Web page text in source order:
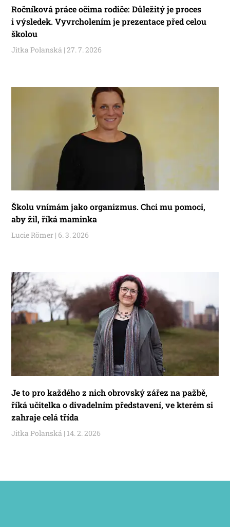
Ročníková práce očima rodiče: Důležitý je proces
i výsledek. Vyvrcholením je prezentace před celou
školou
Jitka Polanská 27. 7. 2026
Školu vnímám jako organizmus. Chci mu pomoci,
aby žil, říká maminka
Lucie Römer 6. 3. 2026
Je to pro každého z nich obrovský zářez na pažbě,
říká učitelka o divadelním představení, ve kterém si
zahraje celá třída
Jitka Polanská 14. 2. 2026